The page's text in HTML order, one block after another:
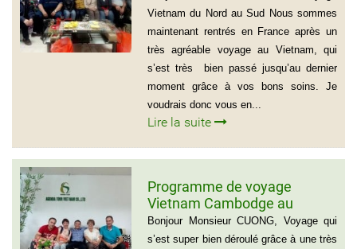
Mr Thierry Voinier
Vietnam du Nord au Sud Nous sommes
maintenant rentrés en France après un
très agréable voyage au Vietnam, qui
s’est très bien passé jusqu’au dernier
moment grâce à vos bons soins. Je
voudrais donc vous en...
Lire la suite
Programme de voyage
Vietnam Cambodge au
groupe de Madame CATHY et
les amis
Bonjour Monsieur CUONG, Voyage qui
s’est super bien déroulé grâce à une très